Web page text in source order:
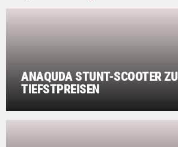
ANAQUDA STUNT-SCOOTER ZU
TIEFSTPREISEN